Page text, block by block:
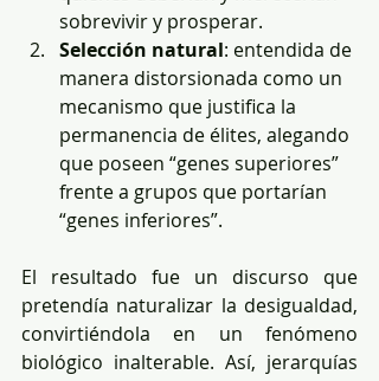
sobrevivir y prosperar.
Selección natural: entendida de
manera distorsionada como un
mecanismo que justifica la
permanencia de élites, alegando
que poseen “genes superiores”
frente a grupos que portarían
“genes inferiores”.
El resultado fue un discurso que
pretendía naturalizar la desigualdad,
convirtiéndola en un fenómeno
biológico inalterable. Así, jerarquías